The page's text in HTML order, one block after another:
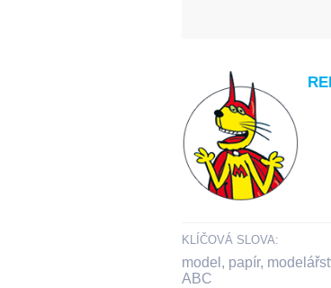
KLÍČOVÁ SLOVA:
model , papír,
ABC